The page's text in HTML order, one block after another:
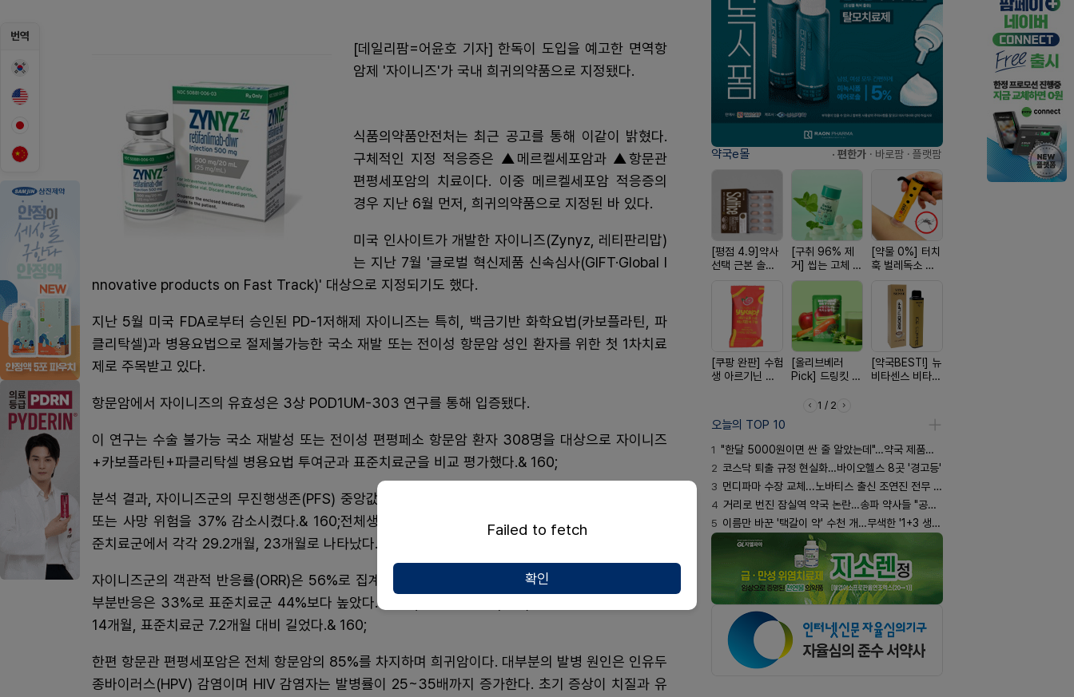
번역
[데일리팜=어윤호 기자] 한독이 도입을 예고한 면역항
암제 '자이니즈'가 국내 희귀의약품으로 지정됐다.
식품의약품안전처는 최근 공고를 통해 이같이 밝혔다.
구체적인 지정 적응증은 ▲메르켈세포암과 ▲항문관
편평세포암의 치료이다. 이중 메르켈세포암 적응증의
경우 지난 6월 먼저, 희귀의약품으로 지정된 바 있다.
미국 인사이트가 개발한 자이니즈(Zynyz, 레티판리맙)
는 지난 7월 '글로벌 혁신제품 신속심사(GIFT·Global I
nnovative products on Fast Track)' 대상으로 지정되기도 했다.
지난 5월 미국 FDA로부터 승인된 PD-1저해제 자이니즈는 특히, 백금기반 화학요법(카보플라틴, 파
클리탁셀)과 병용요법으로 절제불가능한 국소 재발 또는 전이성 항문암 성인 환자를 위한 첫 1차치료
제로 주목받고 있다.
항문암에서 자이니즈의 유효성은 3상 POD1UM-303 연구를 통해 입증됐다.
이 연구는 수술 불가능 국소 재발성 또는 전이성 편평페소 항문암 환자 308명을 대상으로 자이니즈
+카보플라틴+파클리탁셀 병용요법 투여군과 표준치료군을 비교 평가했다.& 160;
분석 결과, 자이니즈군의 무진행생존(PFS) 중앙값은 9.3개월로, 표준치료군 7.4개월 대비 질병 진행
또는 사망 위험을 37% 감소시켰다.& 160;전체생존(OS) 중앙값은 중간분석 결과, 자이니즈군과 표
준치료군에서 각각 29.2개월, 23개월로 나타났다. & 160;
자이니즈군의 객관적 반응률(ORR)은 56%로 집계됐는데, 이 중 완전반응을 보인 환자 비율은 22%,
부분반응은 33%로 표준치료군 44%보다 높았다.& 160;반응지속기간(DoR) 중앙값은 자이니즈군이
14개월, 표준치료군 7.2개월 대비 길었다.& 160;
한편 항문관 편평세포암은 전체 항문암의 85%를 차지하며 희귀암이다. 대부분의 발병 원인은 인유두
종바이러스(HPV) 감염이며 HIV 감염자는 발병률이 25~35배까지 증가한다. 초기 증상이 치질과 유
약국e몰 · 편한가 · 바로팜 · 플랫팜
[평점 4.9]약사
선택 근본 솔루
[구취 96% 제
거] 씹는 고체 가
글
[약물 0%] 터치
훅 벌레독소 흡
[쿠팡 완판] 수험
생 아르기닌 에
[올리브베러
Pick] 드링킷 건
[약국BEST!] 뉴
비타센스 비타민
1 / 2
오늘의 TOP 10
1 "한달 5000원이면 싼 줄 알았는데"…약국 제품과 비교해보니
2 코스닥 퇴출 규정 현실화…바이오헬스 8곳 '경고등'
3 먼디파마 수장 교체...노바티스 출신 조연진 전무 내정
4 거리로 번진 잠실역 약국 논란…송파 약사들 "공공성 훼손"
5 이름만 바꾼 '택갈이 약' 수천 개…무색한 '1+3 생동'
Failed to fetch
확인